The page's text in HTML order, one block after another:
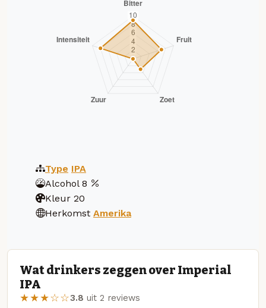
Type IPA
Alcohol 8
Kleur 20
Herkomst Amerika
Wat drinkers zeggen over Imperial
IPA
★★★☆☆3.8 uit 2 reviews